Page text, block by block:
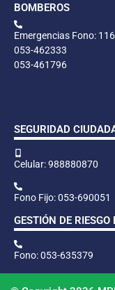
BOMBEROS
Emergencias Fono: 116
053-462333
053-461796
SEGURIDAD
Celular: 988880870
Fono Fijo: 053-690051
GESTIÓN DE RIESGO
Fono: 053-635379